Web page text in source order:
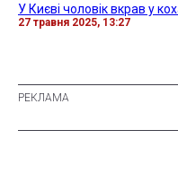
У Києві чоловік вкрав у
27 травня 2025, 13:27